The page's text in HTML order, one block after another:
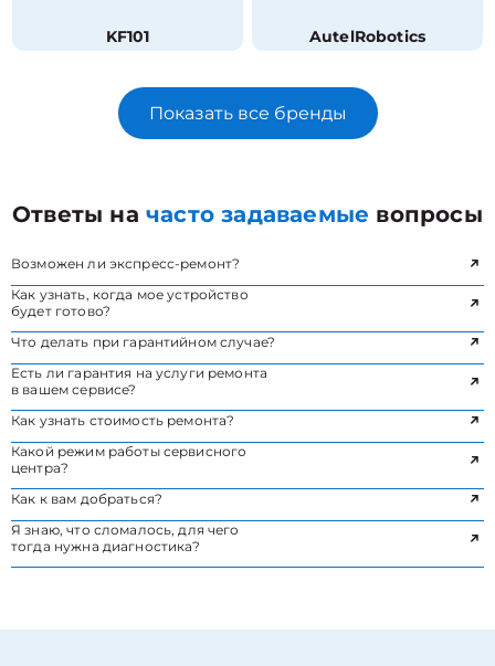
KF101 AutelRobotics
Показать все бренды
Ответы начасто задаваемые вопросы
Возможен ли экспресс-ремонт?
Как узнать, когда мое устройство
будет готово?
Что делать при гарантийном случае?
Есть ли гарантия на услуги ремонта
в вашем сервисе?
Как узнать стоимость ремонта?
Какой режим работы сервисного
центра?
Как к вам добраться?
Я знаю, что сломалось, для чего
тогда нужна диагностика?